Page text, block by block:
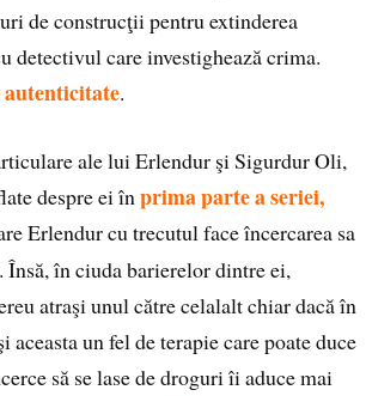
de construcţii pentru extinderea
detectivul care investighează crima.
autenticitate.
ale lui Erlendur şi Sigurdur Oli,
despre ei înprima parte a seriei,
Erlendur cu trecutul face încercarea sa
în ciuda barierelor dintre ei,
atraşi unul către celalalt chiar dacă în
aceasta un fel de terapie care poate duce
să se lase de droguri îi aduce mai